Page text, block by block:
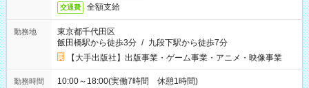
交通費 全額支給
勤務地
東京都千代田区
飯田橋駅から徒歩3分 / 九段下駅から徒歩7分
【大手出版社】出版事業・ゲーム事業・アニメ・映像事業
勤務時間 10:00～18:00(実働7時間 休憩1時間)